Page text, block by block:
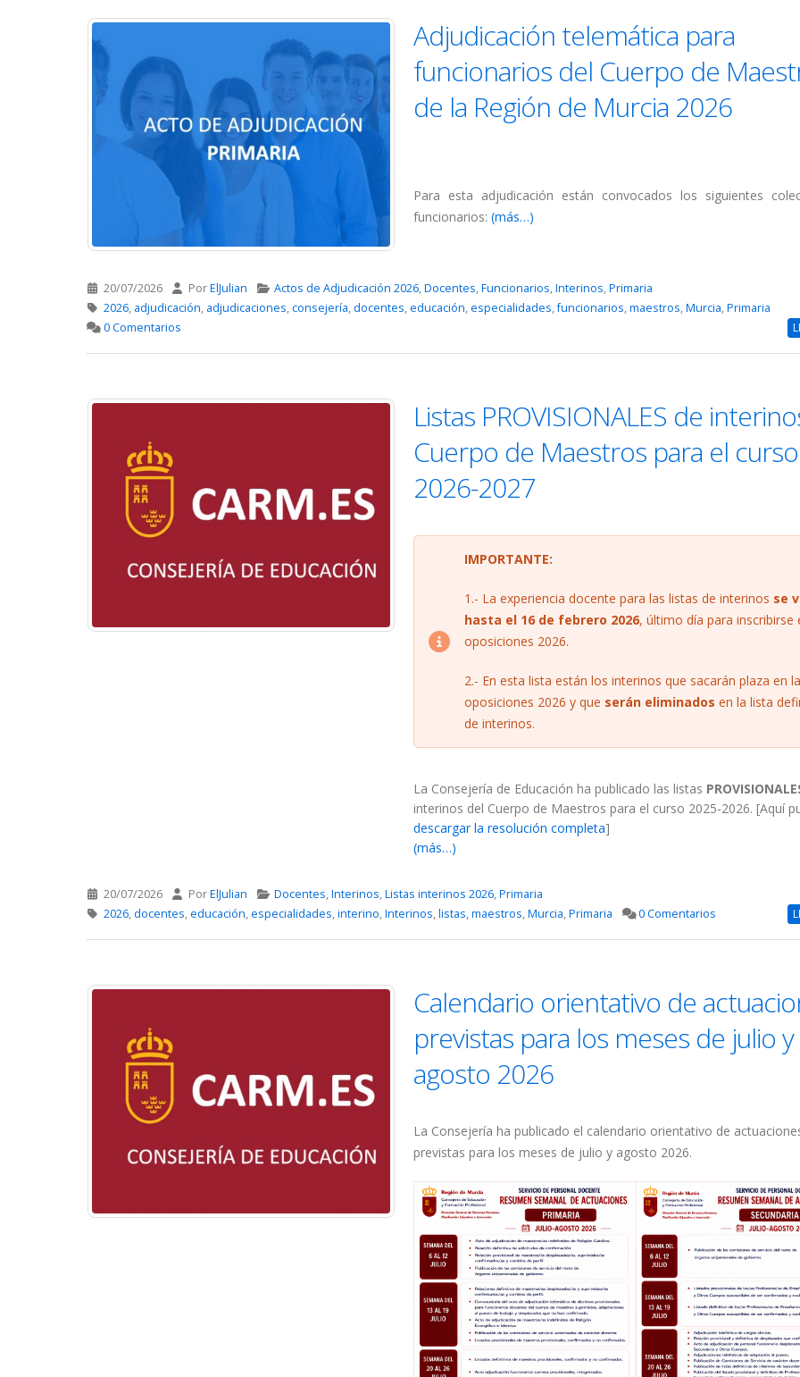
Adjudicación telemática para
funcionarios del Cuerpo de
de la Región de Murcia 2026
Para esta adjudicación están convocados los siguientes
funcionarios: (más…)
20/07/2026 PorElJulian Actos de Adjudicación 2026,Docentes,Funcionarios,Interinos,Primaria
2026, adjudicación, adjudicaciones,consejería,docentes,educación,especialidades,funcionarios,maestros,Murcia,Primaria
0 Comentarios
Listas PROVISIONALES de
Cuerpo de Maestros para el curso
2026-2027
IMPORTANTE:
1.- La experiencia docente para las listas de interinos se
hasta el 16 de febrero 2026, último día para inscribirse
oposiciones 2026.
2.- En esta lista están los interinos que sacarán plaza en
oposiciones 2026 y que serán eliminados en la lista
de interinos.
La Consejería de Educación ha publicado las listas
interinos del Cuerpo de Maestros para el curso 2025-2026. [Aquí
descargar la resolución completa]
(más…)
20/07/2026 PorElJulian Docentes,Interinos,Listas interinos 2026,Primaria
2026,docentes,educación,especialidades,interino,Interinos,listas,maestros,Murcia,Primaria 0 Comentarios
Calendario orientativo de
previstas para los meses de julio y
agosto 2026
La Consejería ha publicado el calendario orientativo de
previstas para los meses de julio y agosto 2026.